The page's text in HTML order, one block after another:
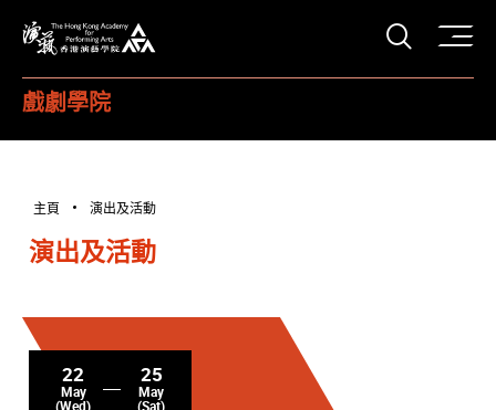
打開
戲劇學院
主頁 演出及活動
演出及活動
22
May
(Wed)
25
May
(Sat)